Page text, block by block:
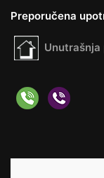
Preporučena
Unutrašnja